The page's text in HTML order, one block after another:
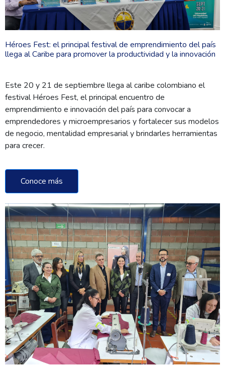
Héroes Fest: el principal festival de emprendimiento del país
llega al Caribe para promover la productividad y la innovación
Este 20 y 21 de septiembre llega al caribe colombiano el
festival Héroes Fest, el principal encuentro de
emprendimiento e innovación del país para convocar a
emprendedores y microempresarios y fortalecer sus modelos
de negocio, mentalidad empresarial y brindarles herramientas
para crecer.
Conoce más